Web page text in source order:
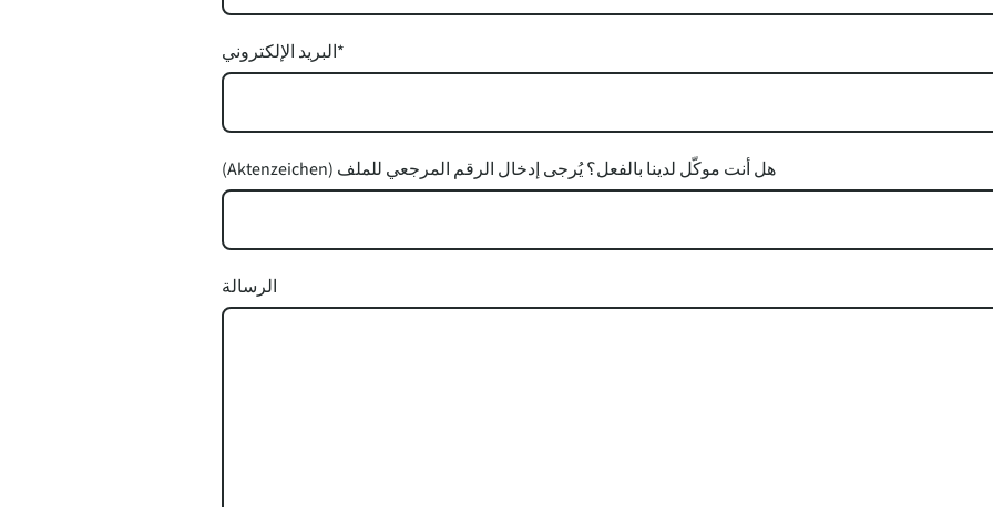
البريد الإلكتروني*
(Aktenzeichen) هل أنت موكّل لدينا بالفعل؟ يُرجى إدخال الرقم المرجعي للملف
الرسالة